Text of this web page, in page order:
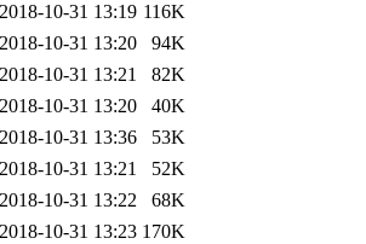
2018-10-31 13:19 116K
2018-10-31 13:20
94K
2018-10-31 13:21
82K
2018-10-31 13:20
40K
2018-10-31 13:36
53K
2018-10-31 13:21
52K
2018-10-31 13:22
68K
2018-10-31 13:23 170K